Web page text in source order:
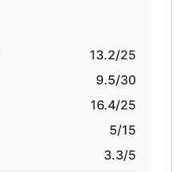
13.2/25
9.5/30
16.4/25
5/15
3.3/5